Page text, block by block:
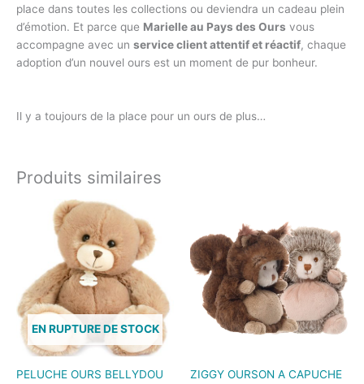
place dans toutes les collections ou deviendra un cadeau plein
d’émotion. Et parce que Marielle au Pays des Ours vous
accompagne avec un service client attentif et réactif, chaque
adoption d’un nouvel ours est un moment de pur bonheur.
Il y a toujours de la place pour un ours de plus…
Produits similaires
EN RUPTURE DE STOCK
PELUCHE OURS BELLYDOU
ZIGGY OURSON A CAPUCHE